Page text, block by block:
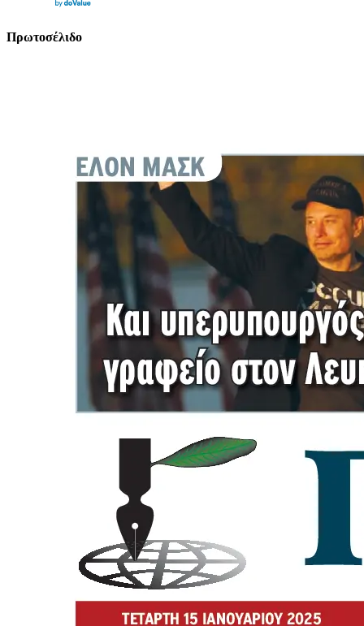
Πρωτοσέλιδο